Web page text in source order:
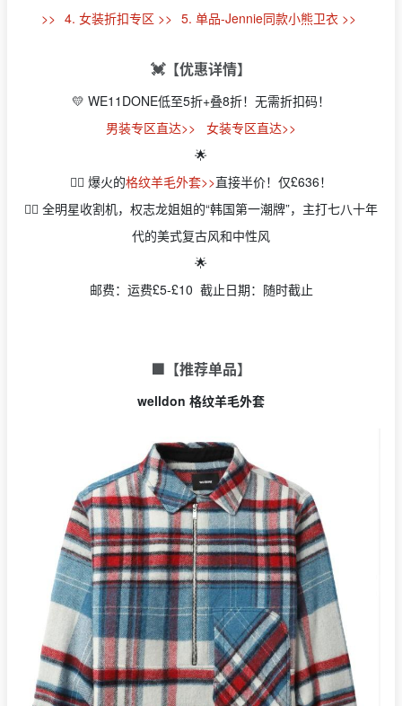
>> 4. 女装折扣专区 >> 5. 单品-Jennie同款小熊卫衣 >>
💓【优惠详情】
💛 WE11DONE低至5折+叠8折！无需折扣码！
男装专区直达>>
女装专区直达>>
🌟
👉🏻 爆火的格纹羊毛外套>>直接半价！仅£636！
👉🏻 全明星收割机，权志龙姐姐的“韩国第一潮牌”，主打七八十年
代的美式复古风和中性风
🌟
邮费：运费£5-£10 截止日期：随时截止
🟩【推荐单品】
welldon 格纹羊毛外套